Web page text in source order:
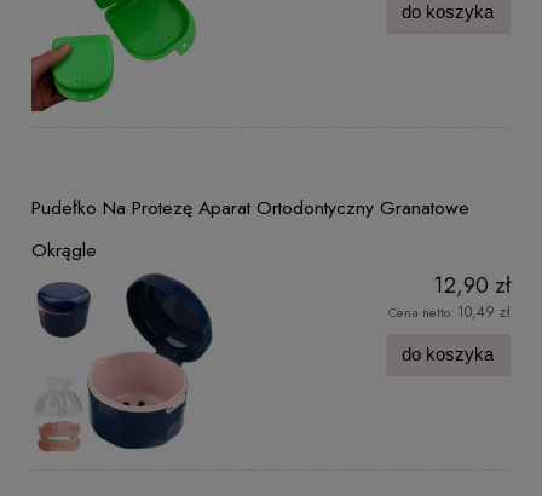
do koszyka
Pudełko Na Protezę Aparat Ortodontyczny Granatowe
Okrągle
12,90 zł
Cena netto: 10,49 zł
do koszyka